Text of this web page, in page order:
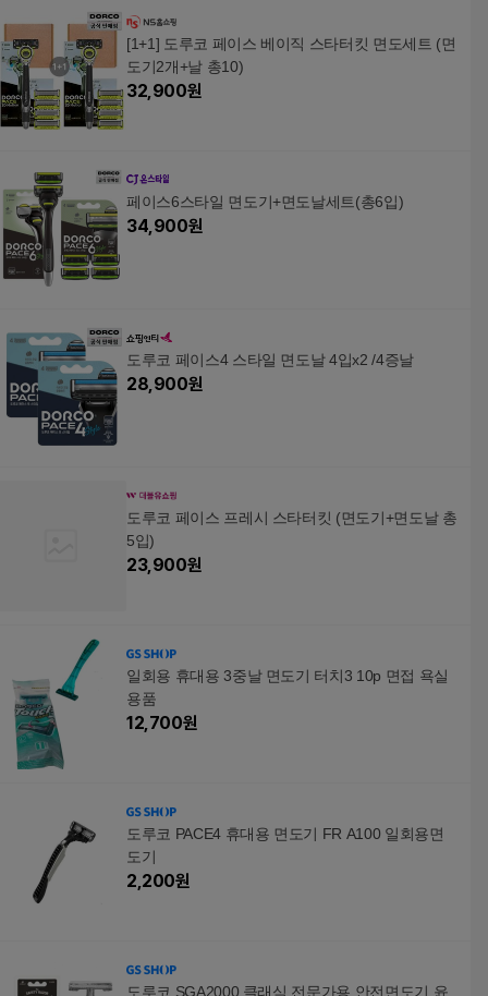
[1+1] 도루코 페이스 베이직 스타터킷 면도세트 (면
도기2개+날 총10)
32,900원
페이스6스타일 면도기+면도날세트(총6입)
34,900원
도루코 페이스4 스타일 면도날 4입x2 /4증날
28,900원
도루코 페이스 프레시 스타터킷 (면도기+면도날 총
5입)
23,900원
일회용 휴대용 3중날 면도기 터치3 10p 면접 욕실
용품
12,700원
도루코 PACE4 휴대용 면도기 FR A100 일회용면
도기
2,200원
도루코 SGA2000 클래식 전문가용 안전면도기 윤